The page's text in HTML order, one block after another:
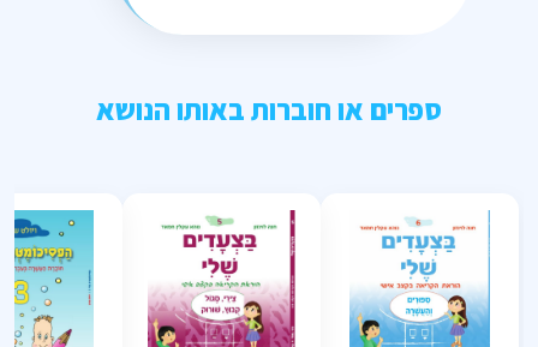
ספרים או חוברות באותו הנושא